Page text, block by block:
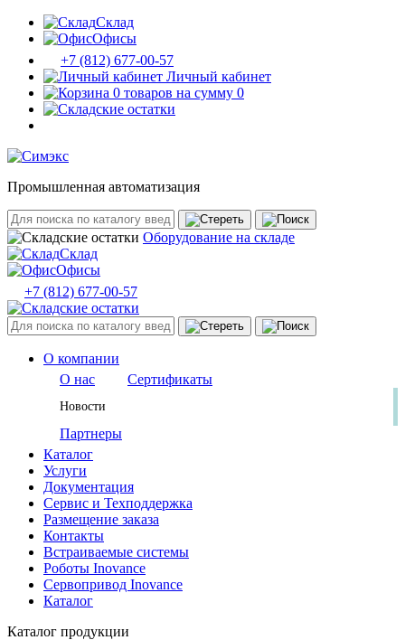
Склад
Офисы
+7 (812) 677-00-57
Личный кабинет
0 товаров на сумму 0
Промышленная автоматизация
Оборудование на складе
Склад
Офисы
+7 (812) 677-00-57
О компании
О нас
Сертификаты
Новости
Партнеры
Каталог
Услуги
Документация
Сервис и Техподдержка
Размещение заказа
Контакты
Встраиваемые системы
Роботы Inovance
Сервопривод Inovance
Каталог
Каталог продукции